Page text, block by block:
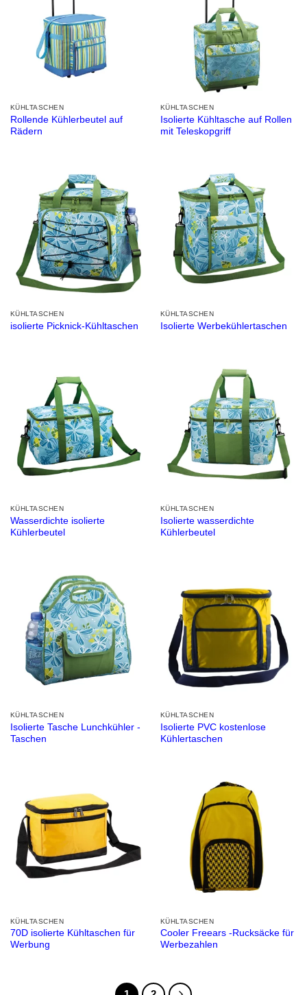
KÜHLTASCHEN
Rollende Kühlerbeutel auf
Rädern
KÜHLTASCHEN
Isolierte Kühltasche auf Rollen
mit Teleskopgriff
KÜHLTASCHEN
isolierte Picknick-Kühltaschen
KÜHLTASCHEN
Isolierte Werbekühlertaschen
KÜHLTASCHEN
Wasserdichte isolierte
Kühlerbeutel
KÜHLTASCHEN
Isolierte wasserdichte
Kühlerbeutel
KÜHLTASCHEN
Isolierte Tasche Lunchkühler -
Taschen
KÜHLTASCHEN
Isolierte PVC kostenlose
Kühlertaschen
KÜHLTASCHEN
70D isolierte Kühltaschen für
Werbung
KÜHLTASCHEN
Cooler Freears -Rucksäcke für
Werbezahlen